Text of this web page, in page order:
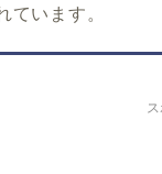
ています。